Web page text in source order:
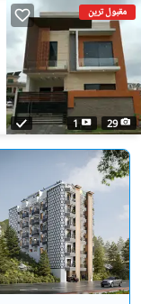
مقبول ترین
29
1